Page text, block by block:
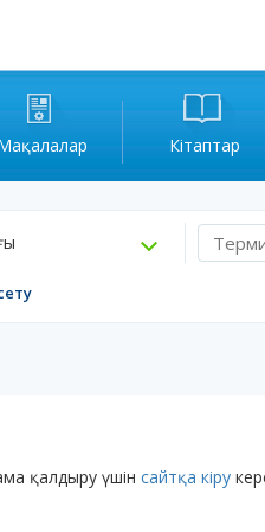
Кітаптар
қалдыру үшінсайтқа кіру